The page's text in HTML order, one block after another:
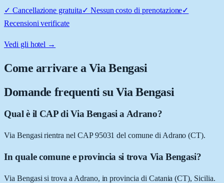
✓ Cancellazione gratuita✓ Nessun costo di prenotazione✓
Recensioni verificate
Vedi gli hotel →
Come arrivare aVia Bengasi
Domande frequenti su Via Bengasi
Qual è il CAP di Via Bengasi a Adrano?
Via Bengasi rientra nel CAP 95031 del comune di Adrano (CT).
In quale comune e provincia si trova Via Bengasi?
Via Bengasi si trova a Adrano, in provincia di Catania (CT), Sicilia.